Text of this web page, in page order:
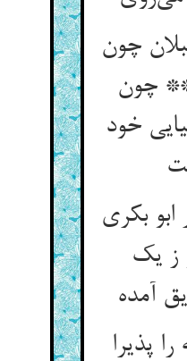
چون
چون
خود
بکری
ز یک
پذیرا